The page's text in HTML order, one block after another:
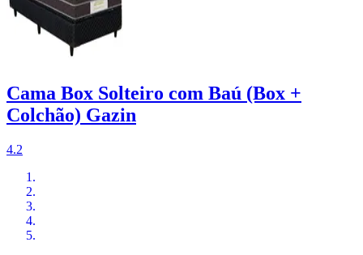
Cama Box Solteiro com Baú (Box +
Colchão) Gazin
4.2